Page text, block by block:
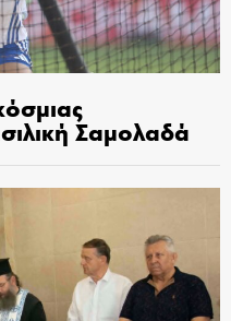
Σαμολαδά